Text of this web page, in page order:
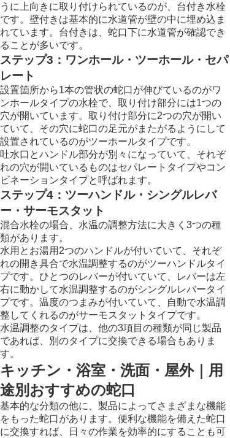
うに上向きに取り付けられているのが、台付き水栓
です。壁付きは基本的に水道管が壁の中に埋め込ま
れています。台付きは、蛇口下に水道管が確認でき
ることが多いです。
ステップ3：ワンホール・ツーホール・セパ
レート
設置箇所から1本の管状の蛇口が伸びているのがワ
ンホールタイプの水栓で、取り付け部分には1つの
穴が開いています。取り付け部分に2つの穴が開い
ていて、その穴に蛇口の足元がまたがるようにして
設置されているのがツーホールタイプです。
吐水口とハンドル部分が別々になっていて、それぞ
れの穴が開いているものはセパレートタイプやコン
ビネーションタイプと呼ばれます。
ステップ4：ツーハンドル・シングルレバ
ー・サーモスタット
混合水栓の場合、水温の調整方法に大きく3つの種
類があります。
水用とお湯用2つのハンドルが付いていて、それぞ
れの開き具合で水温調整するのがツーハンドルタイ
プです。ひとつのレバーが付いていて、レバーは左
右に動かして水温調整するのがシングルレバータイ
プです。温度のつまみが付いていて、自動で水温調
整してくれるのがサーモスタットタイプです。
水温調整のタイプは、他の3項目の種類が同じ製品
であれば、別のタイプに交換できる場合もありま
す。
キッチン・浴室・洗面・屋外｜用
途別おすすめの蛇口
基本的な分類の他に、製品によってさまざまな機能
をもった蛇口があります。便利な機能を備えた蛇口
に交換すれば、日々の作業を効率的にすることも可